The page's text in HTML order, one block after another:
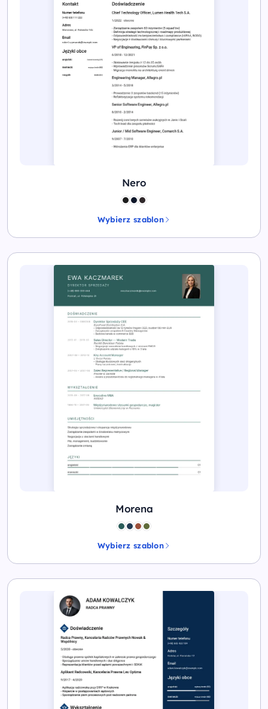
Nero
Wybierz szablon
Morena
Wybierz szablon